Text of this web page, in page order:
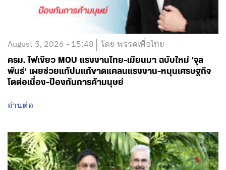
August 5, 2026 - 15:48 โดย พรรคเพื่อไทย
ครม. ไฟเขียว MOU แรงงานไทย-เมียนมา ฉบับใหม่ ‘จุล
พันธ์’ เผยช่วยแก้ปมแก้ขาดแคลนแรงงาน-หนุนเศรษฐกิจ
โตต่อเนื่อง-ป้องกันการค้ามนุษย์
อ่านต่อ